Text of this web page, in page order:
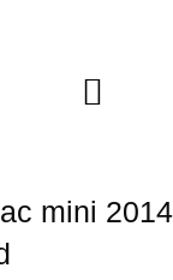
mini